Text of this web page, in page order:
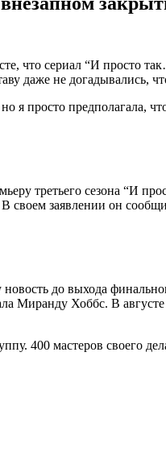
что сериал “И просто
даже не догадывались,
я просто
третьего сезона “И
заявлении он
до выхода
Миранду Хоббс. В
400 мастеров своего